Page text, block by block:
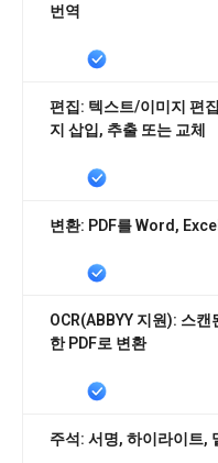
번역
편집: 텍스트/이미지 편
지 삽입, 추출 또는 교체
변환: PDF를 Word,
OCR(ABBYY 지원): 스
한 PDF로 변환
주석: 서명, 하이라이트,